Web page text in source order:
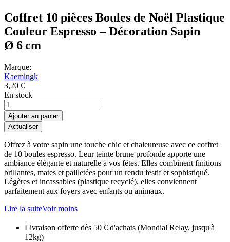
Coffret 10 pièces Boules de Noël Plastique
Couleur Espresso – Décoration Sapin
Ø 6 cm
Marque:
Kaemingk
3,20 €
En stock
Ajouter au panier
Offrez à votre sapin une touche chic et chaleureuse avec ce coffret
de 10 boules espresso. Leur teinte brune profonde apporte une
ambiance élégante et naturelle à vos fêtes. Elles combinent finitions
brillantes, mates et pailletées pour un rendu festif et sophistiqué.
Légères et incassables (plastique recyclé), elles conviennent
parfaitement aux foyers avec enfants ou animaux.
Lire la suiteVoir moins
Livraison offerte dès 50 € d'achats (Mondial Relay, jusqu'à
12kg)